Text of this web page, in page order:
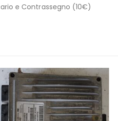
e Contrassegno (10€)